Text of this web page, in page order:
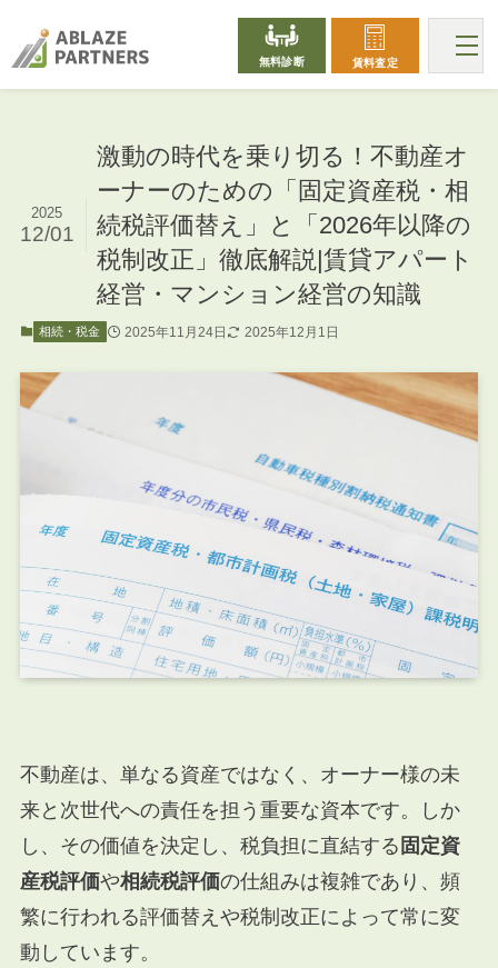
無料診断 賃料査定
激動の時代を乗り切る！不動産オ
ーナーのための「固定資産税・相
続税評価替え」と「2026年以降の
税制改正」徹底解説|賃貸アパート
経営・マンション経営の知識
2025
12/01
相続・税金 2025年11月24日 2025年12月1日
不動産は、単なる資産ではなく、オーナー様の未
来と次世代への責任を担う重要な資本です。しか
し、その価値を決定し、税負担に直結する 固定資
産税評価や相続税評価の仕組みは複雑であり、頻
繁に行われる評価替えや税制改正によって常に変
動しています。